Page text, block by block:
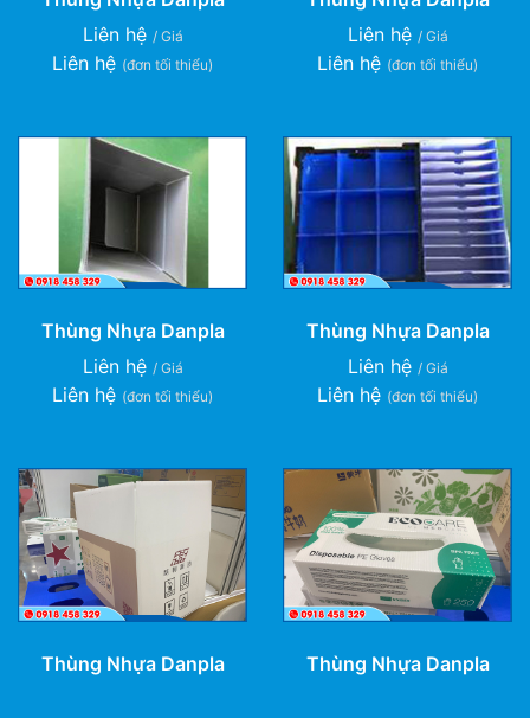
Liên hệ / Giá
Liên hệ (đơn tối thiểu)
Liên hệ / Giá
Liên hệ (đơn tối thiểu)
Thùng Nhựa Danpla
Liên hệ / Giá
Liên hệ (đơn tối thiểu)
Thùng Nhựa Danpla
Liên hệ / Giá
Liên hệ (đơn tối thiểu)
Thùng Nhựa Danpla Thùng Nhựa Danpla